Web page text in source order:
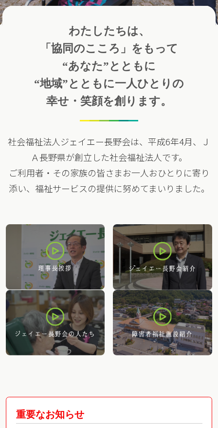
わたしたちは、
「協同のこころ」をもって
“あなた”とともに
“地域”とともに一人ひとりの
幸せ・笑顔を創ります。
社会福祉法人ジェイエー長野会は、平成6年4月、Ｊ
Ａ長野県が創立した社会福祉法人です。
ご利用者・その家族の皆さまお一人おひとりに寄り
添い、福祉サービスの提供に努めてまいりました。
重要なお知らせ